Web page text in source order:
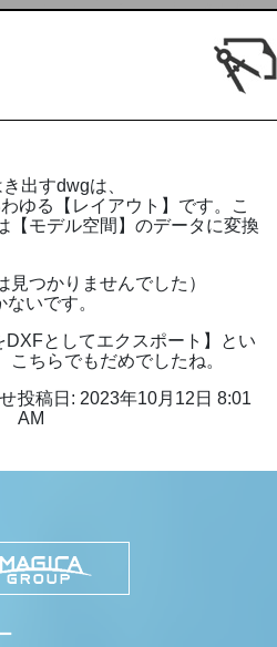
出すdwgは、
ゆる【レイアウト】です。こ
【モデル空間】のデータに変換
見つかりませんでした）
いです。
としてエクスポート】とい
ちらでもだめでしたね。
投稿日: 2023年10月12日 8:01
AM